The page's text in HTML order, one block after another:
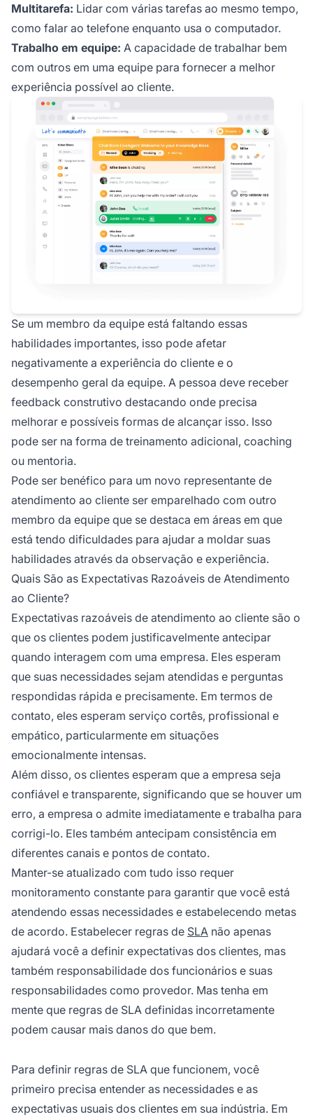
Multitarefa: Lidar com várias tarefas ao mesmo tempo,
como falar ao telefone enquanto usa o computador.
Trabalho em equipe: A capacidade de trabalhar bem
com outros em uma equipe para fornecer a melhor
experiência possível ao cliente.
Se um membro da equipe está faltando essas
habilidades importantes, isso pode afetar
negativamente a experiência do cliente e o
desempenho geral da equipe. A pessoa deve receber
feedback construtivo destacando onde precisa
melhorar e possíveis formas de alcançar isso. Isso
pode ser na forma de treinamento adicional, coaching
ou mentoria.
Pode ser benéfico para um novo representante de
atendimento ao cliente ser emparelhado com outro
membro da equipe que se destaca em áreas em que
está tendo dificuldades para ajudar a moldar suas
habilidades através da observação e experiência.
Quais São as Expectativas Razoáveis de Atendimento
ao Cliente?
Expectativas razoáveis de atendimento ao cliente são o
que os clientes podem justificavelmente antecipar
quando interagem com uma empresa. Eles esperam
que suas necessidades sejam atendidas e perguntas
respondidas rápida e precisamente. Em termos de
contato, eles esperam serviço cortês, profissional e
empático, particularmente em situações
emocionalmente intensas.
Além disso, os clientes esperam que a empresa seja
confiável e transparente, significando que se houver um
erro, a empresa o admite imediatamente e trabalha para
corrigi-lo. Eles também antecipam consistência em
diferentes canais e pontos de contato.
Manter-se atualizado com tudo isso requer
monitoramento constante para garantir que você está
atendendo essas necessidades e estabelecendo metas
de acordo. Estabelecer regras de SLA não apenas
ajudará você a definir expectativas dos clientes, mas
também responsabilidade dos funcionários e suas
responsabilidades como provedor. Mas tenha em
mente que regras de SLA definidas incorretamente
podem causar mais danos do que bem.
Para definir regras de SLA que funcionem, você
primeiro precisa entender as necessidades e as
expectativas usuais dos clientes em sua indústria. Em